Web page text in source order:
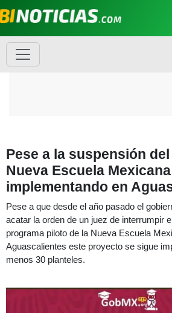
Pese a la suspensión
Nueva Escuela
implementando en
Pese a que desde el año pasado el
acatar la orden de un juez de interrumpir
programa piloto de la Nueva Escuela
Aguascalientes este proyecto se sigue
menos 30 planteles.